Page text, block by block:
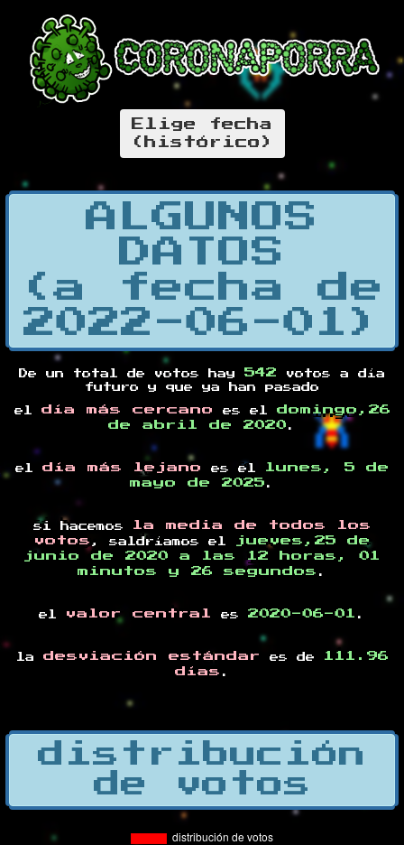
Elige fecha
(histórico)
ALGUNOS
DATOS
(a fecha de
2022-06-01)
De un total de votos hay 542 votos a día
futuro y que ya han pasado
el día más cercano es el domingo,26
de abril de 2020 .
el día más lejano es el
lunes, 5 de
mayo de 2025 .
si hacemos
la media de todos los
votos , saldríamos el
jueves,25 de
junio de 2020 a las 12 horas, 01
minutos y 26 segundos .
el valor central es 2020-06-01 .
la desviación estándar es de
111.96
días .
distribución
de votos